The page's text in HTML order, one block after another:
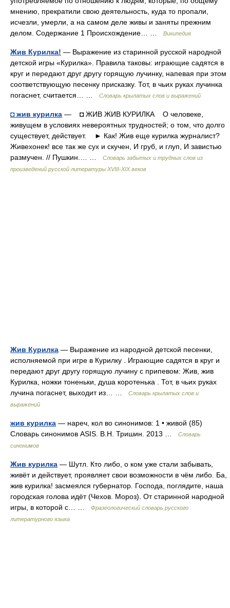
мнению, прекратили свою деятельность, куда то пропали,
исчезли, умерли, а на самом деле живы и заняты прежним
делом. Содержание 1 Происхождение… …
Википедия
Жив Курилка! — Выражение из старинной русской народной
детской игры «Курилка». Правила таковы: играющие садятся в
круг и передают друг другу горящую лучинку, напевая при этом
соответствующую песенку присказку. Тот, в чьих руках лучинка
погаснет, считается… …
Словарь крылатых слов и выражений
◘ жив курилка — ◘ ЖИВ ЖИВ КУРИЛКА О человеке,
живущем в условиях невероятных трудностей; о том, что долго
существует, действует. ► Как! Жив еще курилка журналист?
Живехонек! все так же сух и скучен, И груб, и глуп, И завистью
размучен. // Пушкин.… …
Словарь забытых и трудных слов из
произведений русской литературы ХVIII-ХIХ веков
Жив Курилка — Выражение из народной детской песенки,
исполняемой при игре в Курилку . Играющие садятся в круг и
передают друг другу горящую лучину с припевом: Жив, жив
Курилка, ножки тоненьки, душа коротенька . Тот, в чьих руках
лучина погаснет, выходит из… …
Словарь крылатых слов и
выражений
жив курилка — нареч, кол во синонимов: 1 • живой (85)
Словарь синонимов ASIS. В.Н. Тришин. 2013 …
Словарь
синонимов
Жив курилка — Шутл. Кто либо, о ком уже стали забывать,
живёт и действует, проявляет свои возможности в чём либо. Ба,
жив курилка! засмеялся губернатор. Господа, поглядите, наша
городская голова идёт (Чехов. Мороз). От старинной народной
игры, в которой с… …
Фразеологический словарь русского
литературного языка